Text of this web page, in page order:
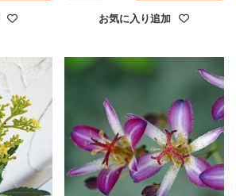
お気に入り追加